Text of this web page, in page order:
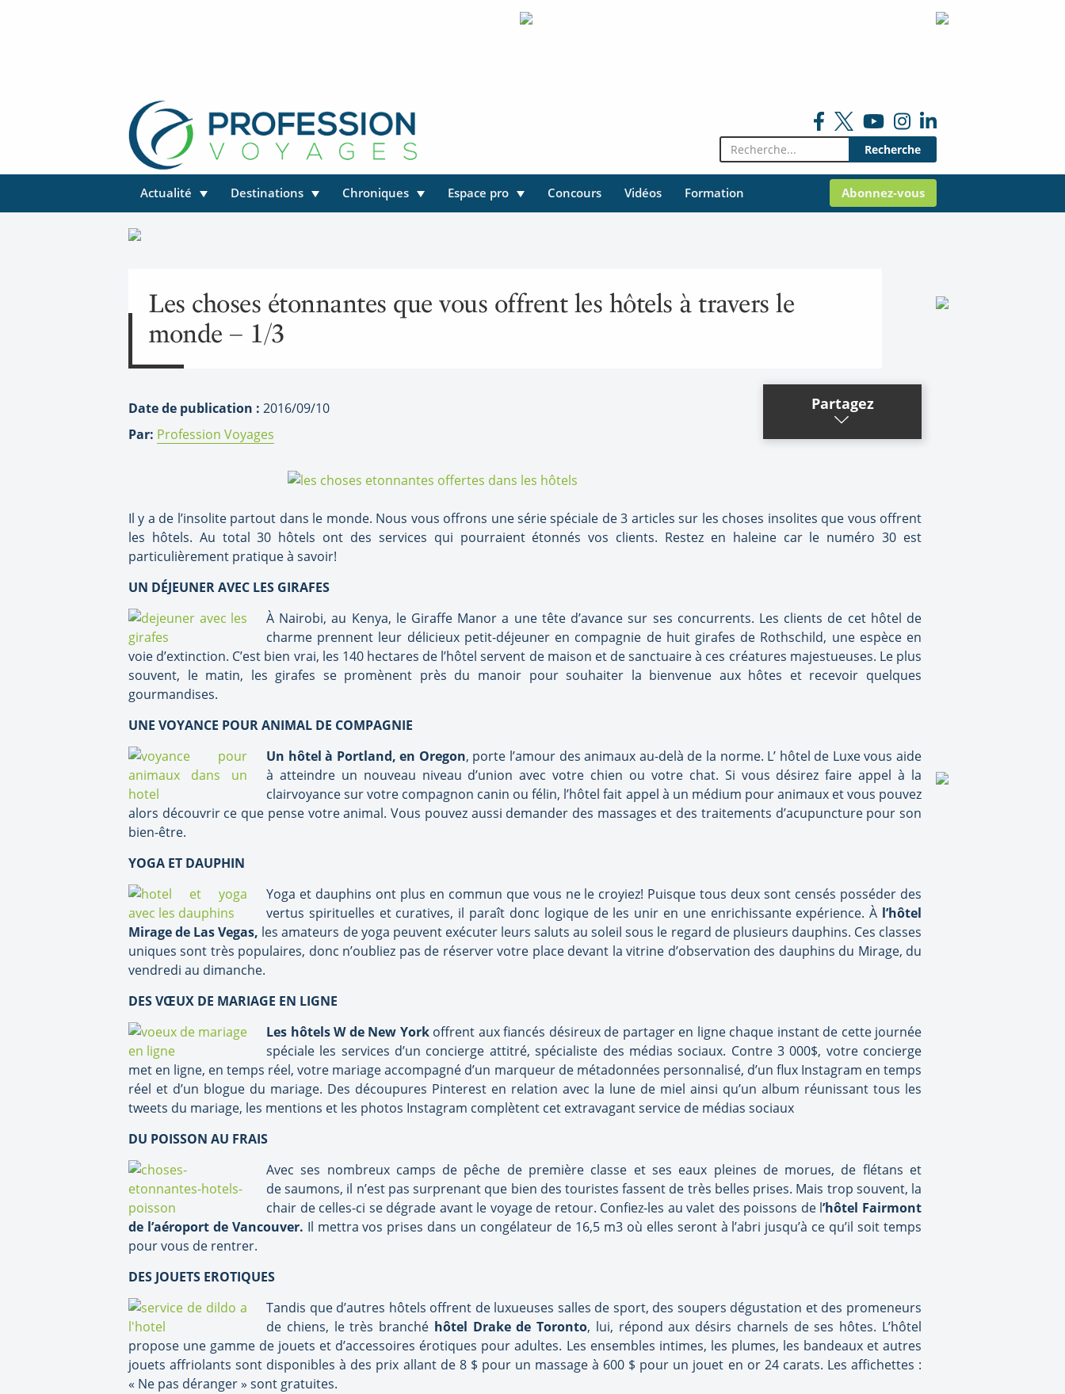
Rechercher:
Actualité Destinations Chroniques Espace pro Concours Vidéos Formation Abonnez-vous
Les choses étonnantes que vous offrent les hôtels à travers le
monde – 1/3
Date de publication : 2016/09/10
Par: Profession Voyages
Partagez
Il y a de l’insolite partout dans le monde. Nous vous offrons une série spéciale de 3 articles sur les choses insolites que vous offrent
les hôtels. Au total 30 hôtels ont des services qui pourraient étonnés vos clients. Restez en haleine car le numéro 30 est
particulièrement pratique à savoir!
UN DÉJEUNER AVEC LES GIRAFES
À Nairobi, au Kenya, le Giraffe Manor a une tête d’avance sur ses concurrents. Les clients de cet hôtel de
charme prennent leur délicieux petit-déjeuner en compagnie de huit girafes de Rothschild, une espèce en
voie d’extinction. C’est bien vrai, les 140 hectares de l’hôtel servent de maison et de sanctuaire à ces créatures majestueuses. Le plus
souvent, le matin, les girafes se promènent près du manoir pour souhaiter la bienvenue aux hôtes et recevoir quelques
gourmandises.
UNE VOYANCE POUR ANIMAL DE COMPAGNIE
Un hôtel à Portland, en Oregon, porte l’amour des animaux au-delà de la norme. L’ hôtel de Luxe vous aide
à atteindre un nouveau niveau d’union avec votre chien ou votre chat. Si vous désirez faire appel à la
clairvoyance sur votre compagnon canin ou félin, l’hôtel fait appel à un médium pour animaux et vous pouvez
alors découvrir ce que pense votre animal. Vous pouvez aussi demander des massages et des traitements d’acupuncture pour son
bien-être.
YOGA ET DAUPHIN
Yoga et dauphins ont plus en commun que vous ne le croyiez! Puisque tous deux sont censés posséder des
vertus spirituelles et curatives, il paraît donc logique de les unir en une enrichissante expérience. À l’hôtel
Mirage de Las Vegas, les amateurs de yoga peuvent exécuter leurs saluts au soleil sous le regard de plusieurs dauphins. Ces classes
uniques sont très populaires, donc n’oubliez pas de réserver votre place devant la vitrine d’observation des dauphins du Mirage, du
vendredi au dimanche.
DES VŒUX DE MARIAGE EN LIGNE
Les hôtels W de New Yorkoffrent aux fiancés désireux de partager en ligne chaque instant de cette journée
spéciale les services d’un concierge attitré, spécialiste des médias sociaux. Contre 3 000$, votre concierge
met en ligne, en temps réel, votre mariage accompagné d’un marqueur de métadonnées personnalisé, d’un flux Instagram en temps
réel et d’un blogue du mariage. Des découpures Pinterest en relation avec la lune de miel ainsi qu’un album réunissant tous les
tweets du mariage, les mentions et les photos Instagram complètent cet extravagant service de médias sociaux
DU POISSON AU FRAIS
Avec ses nombreux camps de pêche de première classe et ses eaux pleines de morues, de flétans et
de saumons, il n’est pas surprenant que bien des touristes fassent de très belles prises. Mais trop souvent, la
chair de celles-ci se dégrade avant le voyage de retour. Confiez-les au valet des poissons de l’hôtel Fairmont
de l’aéroport de Vancouver. Il mettra vos prises dans un congélateur de 16,5 m3 où elles seront à l’abri jusqu’à ce qu’il soit temps
pour vous de rentrer.
DES JOUETS EROTIQUES
Tandis que d’autres hôtels offrent de luxueuses salles de sport, des soupers dégustation et des promeneurs
de chiens, le très branché hôtel Drake de Toronto, lui, répond aux désirs charnels de ses hôtes. L’hôtel
propose une gamme de jouets et d’accessoires érotiques pour adultes. Les ensembles intimes, les plumes, les bandeaux et autres
jouets affriolants sont disponibles à des prix allant de 8 $ pour un massage à 600 $ pour un jouet en or 24 carats. Les affichettes :
« Ne pas déranger » sont gratuites.